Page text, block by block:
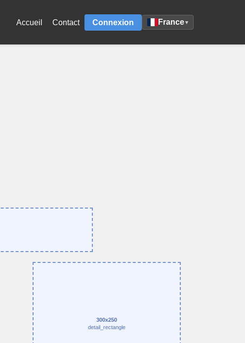
Accueil Contact Connexion France▾
300x250
detail_rectangle